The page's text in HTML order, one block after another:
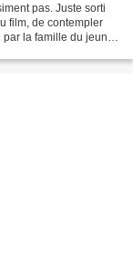
pas. Juste sorti
film, de contempler
la famille du jeune